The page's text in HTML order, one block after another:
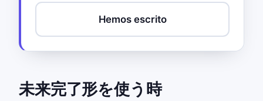
Hemos escrito
未来完了形を使う時